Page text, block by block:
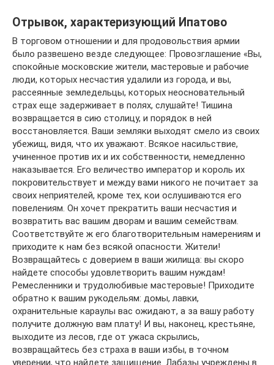
Отрывок, характеризующий Ипатово
В торговом отношении и для продовольствия армии
было развешено везде следующее: Провозглашение «Вы,
спокойные московские жители, мастеровые и рабочие
люди, которых несчастия удалили из города, и вы,
рассеянные земледельцы, которых неосновательный
страх еще задерживает в полях, слушайте! Тишина
возвращается в сию столицу, и порядок в ней
восстановляется. Ваши земляки выходят смело из своих
убежищ, видя, что их уважают. Всякое насильствие,
учиненное против их и их собственности, немедленно
наказывается. Его величество император и король их
покровительствует и между вами никого не почитает за
своих неприятелей, кроме тех, кои ослушиваются его
повелениям. Он хочет прекратить ваши несчастия и
возвратить вас вашим дворам и вашим семействам.
Соответствуйте ж его благотворительным намерениям и
приходите к нам без всякой опасности. Жители!
Возвращайтесь с доверием в ваши жилища: вы скоро
найдете способы удовлетворить вашим нуждам!
Ремесленники и трудолюбивые мастеровые! Приходите
обратно к вашим рукодельям: домы, лавки,
охранительные караулы вас ожидают, а за вашу работу
получите должную вам плату! И вы, наконец, крестьяне,
выходите из лесов, где от ужаса скрылись,
возвращайтесь без страха в ваши избы, в точном
уверении, что найдете защищение. Лабазы учреждены в